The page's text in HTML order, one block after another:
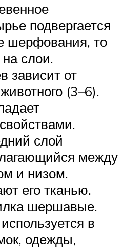
подвергается
шерфования, то
слои.
зависит от
(3–6).
слой
между
и низом.
его тканью.
шершавые.
в
одежды,